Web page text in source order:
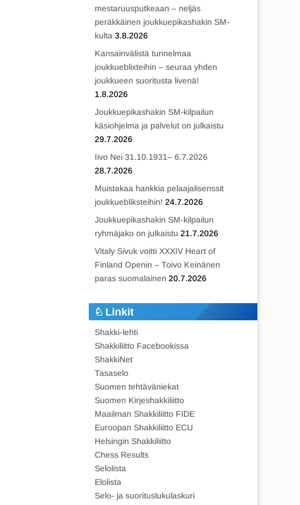
mestaruusputkeaan – neljäs
peräkkäinen joukkuepikashakin SM-
kulta 3.8.2026
Kansainvälistä tunnelmaa
joukkueblixteihin – seuraa yhden
joukkueen suoritusta livenä!
1.8.2026
Joukkuepikashakin SM-kilpailun
käsiohjelma ja palvelut on julkaistu
29.7.2026
Iivo Nei 31.10.1931– 6.7.2026
28.7.2026
Muistakaa hankkia pelaajalisenssit
joukkuebliksteihin! 24.7.2026
Joukkuepikashakin SM-kilpailun
ryhmäjako on julkaistu 21.7.2026
Vitaly Sivuk voitti XXXIV Heart of
Finland Openin – Toivo Keinänen
paras suomalainen 20.7.2026
Linkit
Shakki-lehti
Shakkiliitto Facebookissa
ShakkiNet
Tasaselo
Suomen tehtäväniekat
Suomen Kirjeshakkiliitto
Maailman Shakkiliitto FIDE
Euroopan Shakkiliitto ECU
Helsingin Shakkiliitto
Chess Results
Selolista
Elolista
Selo- ja suorituslukulaskuri